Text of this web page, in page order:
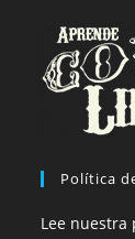
Política
Lee nuestra